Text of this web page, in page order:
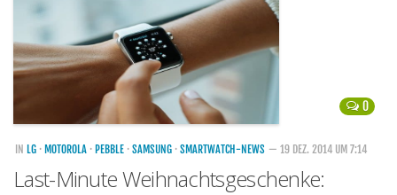
0
IN LG · MOTOROLA · PEBBLE · SAMSUNG · SMARTWATCH-NEWS — 19 DEZ. 2014 UM 7:14
Last-Minute Weihnachtsgeschenke: